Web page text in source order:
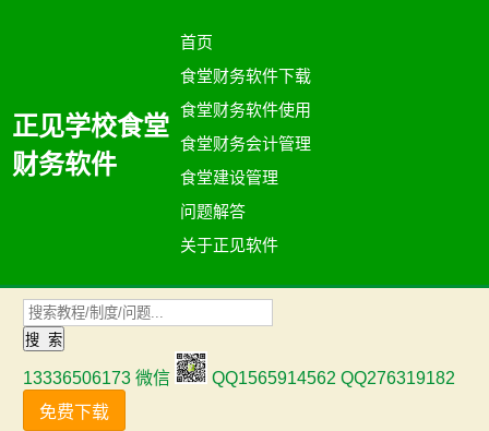
正见学校食堂
财务软件
首页
食堂财务软件下载
食堂财务软件使用
食堂财务会计管理
食堂建设管理
问题解答
关于正见软件
13336506173 微信
QQ1565914562 QQ276319182
免费下载